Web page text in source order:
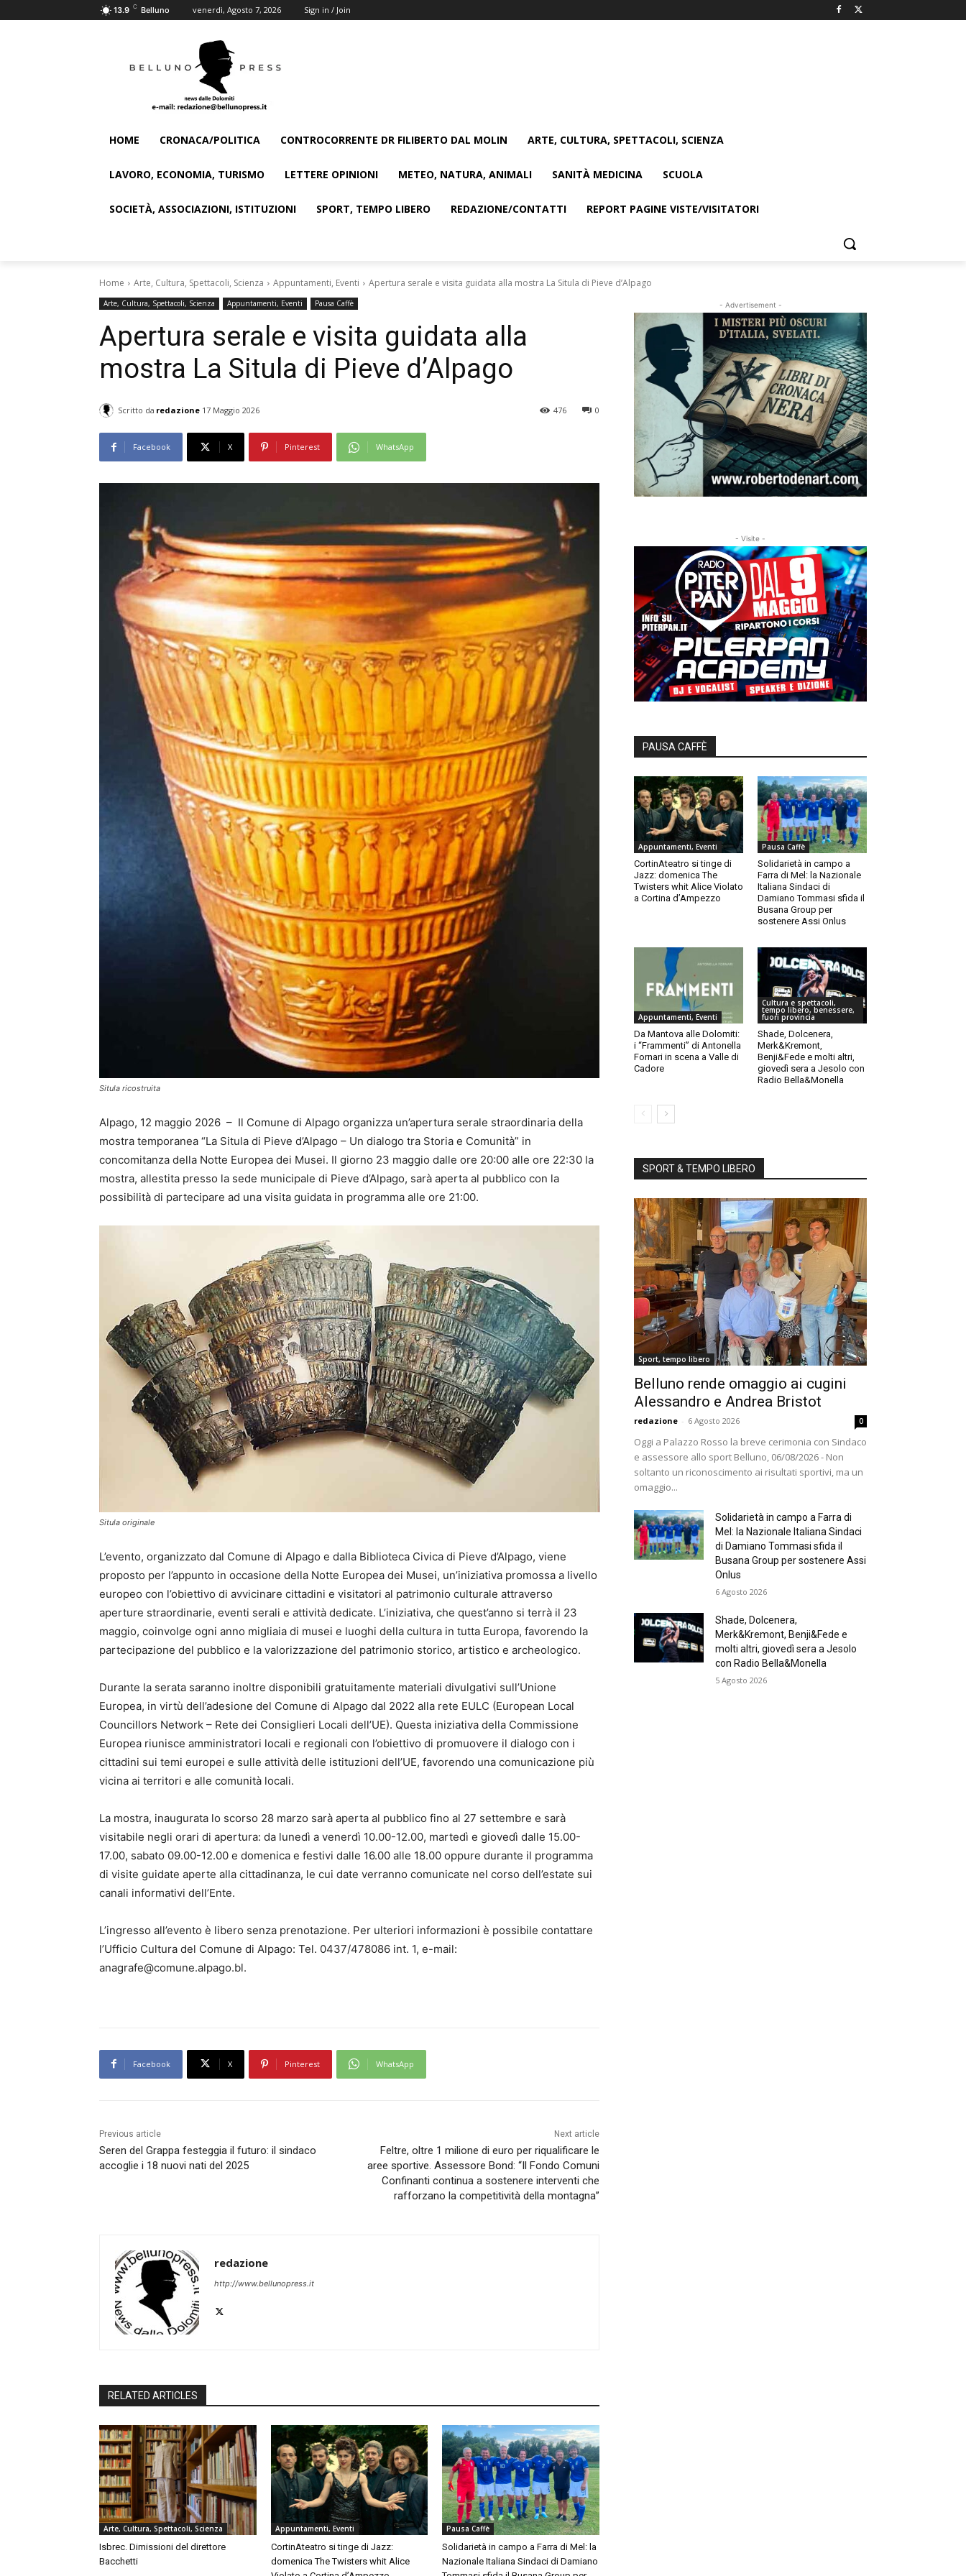
13.9 C Belluno venerdì, Agosto 7, 2026 Sign in / Join
HOME CRONACA/POLITICA CONTROCORRENTE DR FILIBERTO DAL MOLIN ARTE, CULTURA, SPETTACOLI, SCIENZA
LAVORO, ECONOMIA, TURISMO LETTERE OPINIONI METEO, NATURA, ANIMALI SANITÀ MEDICINA SCUOLA
SOCIETÀ, ASSOCIAZIONI, ISTITUZIONI SPORT, TEMPO LIBERO REDAZIONE/CONTATTI REPORT PAGINE VISTE/VISITATORI
Home Arte, Cultura, Spettacoli, Scienza Appuntamenti, Eventi Apertura serale e visita guidata alla mostra La Situla di Pieve d’Alpago
Arte, Cultura, Spettacoli, Scienza Appuntamenti, Eventi Pausa Caffè
Apertura serale e visita guidata alla
mostra La Situla di Pieve d’Alpago
Scritto da redazione 17 Maggio 2026 0
476
Facebook X Pinterest WhatsApp
Situla ricostruita
Alpago, 12 maggio 2026 – Il Comune di Alpago organizza un’apertura serale straordinaria della
mostra temporanea “La Situla di Pieve d’Alpago – Un dialogo tra Storia e Comunità” in
concomitanza della Notte Europea dei Musei. Il giorno 23 maggio dalle ore 20:00 alle ore 22:30 la
mostra, allestita presso la sede municipale di Pieve d’Alpago, sarà aperta al pubblico con la
possibilità di partecipare ad una visita guidata in programma alle ore 21:00.
Situla originale
L’evento, organizzato dal Comune di Alpago e dalla Biblioteca Civica di Pieve d’Alpago, viene
proposto per l’appunto in occasione della Notte Europea dei Musei, un’iniziativa promossa a livello
europeo con l’obiettivo di avvicinare cittadini e visitatori al patrimonio culturale attraverso
aperture straordinarie, eventi serali e attività dedicate. L’iniziativa, che quest’anno si terrà il 23
maggio, coinvolge ogni anno migliaia di musei e luoghi della cultura in tutta Europa, favorendo la
partecipazione del pubblico e la valorizzazione del patrimonio storico, artistico e archeologico.
Durante la serata saranno inoltre disponibili gratuitamente materiali divulgativi sull’Unione
Europea, in virtù dell’adesione del Comune di Alpago dal 2022 alla rete EULC (European Local
Councillors Network – Rete dei Consiglieri Locali dell’UE). Questa iniziativa della Commissione
Europea riunisce amministratori locali e regionali con l’obiettivo di promuovere il dialogo con i
cittadini sui temi europei e sulle attività delle istituzioni dell’UE, favorendo una comunicazione più
vicina ai territori e alle comunità locali.
La mostra, inaugurata lo scorso 28 marzo sarà aperta al pubblico fino al 27 settembre e sarà
visitabile negli orari di apertura: da lunedì a venerdì 10.00-12.00, martedì e giovedì dalle 15.00-
17.00, sabato 09.00-12.00 e domenica e festivi dalle 16.00 alle 18.00 oppure durante il programma
di visite guidate aperte alla cittadinanza, le cui date verranno comunicate nel corso dell’estate sui
canali informativi dell’Ente.
L’ingresso all’evento è libero senza prenotazione. Per ulteriori informazioni è possibile contattare
l’Ufficio Cultura del Comune di Alpago: Tel. 0437/478086 int. 1, e-mail:
anagrafe@comune.alpago.bl.
Facebook X Pinterest WhatsApp
Previous article
Seren del Grappa festeggia il futuro: il sindaco
accoglie i 18 nuovi nati del 2025
Next article
Feltre, oltre 1 milione di euro per riqualificare le
aree sportive. Assessore Bond: “Il Fondo Comuni
Confinanti continua a sostenere interventi che
rafforzano la competitività della montagna”
redazione
http://www.bellunopress.it
RELATED ARTICLES
Arte, Cultura, Spettacoli, Scienza
Isbrec. Dimissioni del direttore
Bacchetti
Appuntamenti, Eventi
CortinAteatro si tinge di Jazz:
domenica The Twisters whit Alice
Pausa Caffè
Solidarietà in campo a Farra di Mel: la
Nazionale Italiana Sindaci di Damiano
- Advertisement -
- Visite -
PAUSA CAFFÈ
Appuntamenti, Eventi
CortinAteatro si tinge di
Jazz: domenica The
Twisters whit Alice Violato
a Cortina d’Ampezzo
Pausa Caffè
Solidarietà in campo a
Farra di Mel: la Nazionale
Italiana Sindaci di
Damiano Tommasi sfida il
Busana Group per
sostenere Assi Onlus
Appuntamenti, Eventi
Da Mantova alle Dolomiti:
i “Frammenti” di Antonella
Fornari in scena a Valle di
Cadore
Cultura e spettacoli,
tempo libero, benessere,
fuori provincia
Shade, Dolcenera,
Merk&Kremont,
Benji&Fede e molti altri,
giovedì sera a Jesolo con
Radio Bella&Monella
SPORT & TEMPO LIBERO
Sport, tempo libero
Belluno rende omaggio ai cugini
Alessandro e Andrea Bristot
redazione - 6 Agosto 2026 0
Oggi a Palazzo Rosso la breve cerimonia con Sindaco
e assessore allo sport Belluno, 06/08/2026 - Non
soltanto un riconoscimento ai risultati sportivi, ma un
omaggio...
Solidarietà in campo a Farra di
Mel: la Nazionale Italiana Sindaci
di Damiano Tommasi sfida il
Busana Group per sostenere Assi
Onlus
6 Agosto 2026
Shade, Dolcenera,
Merk&Kremont, Benji&Fede e
molti altri, giovedì sera a Jesolo
con Radio Bella&Monella
5 Agosto 2026